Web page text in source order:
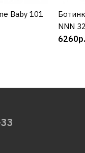
Baby 101
NNN
6260р.